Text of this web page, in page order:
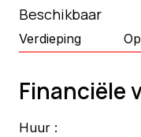
Beschikbaar
Verdieping
Financiële
Huur :